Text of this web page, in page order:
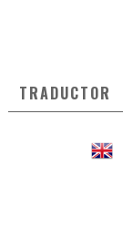
TRADUCTOR